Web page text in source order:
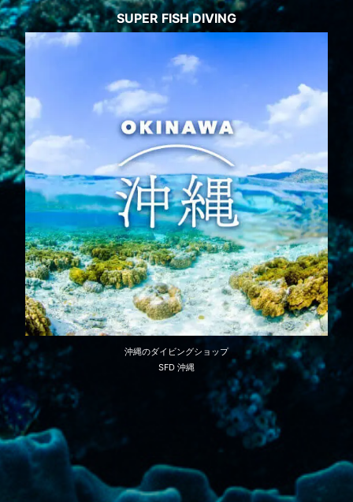
SUPER FISH DIVING
沖縄のダイビングショップ
SFD 沖縄